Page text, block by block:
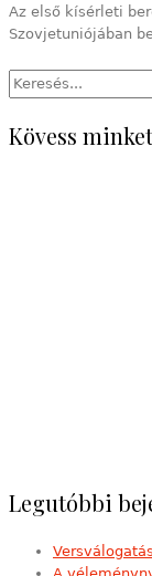
Az első kísérleti
Szovjetuniójában
Kövess
Legutóbbi